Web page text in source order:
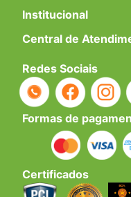
Institucional
Central de
Redes Sociais
Formas de
Certificados